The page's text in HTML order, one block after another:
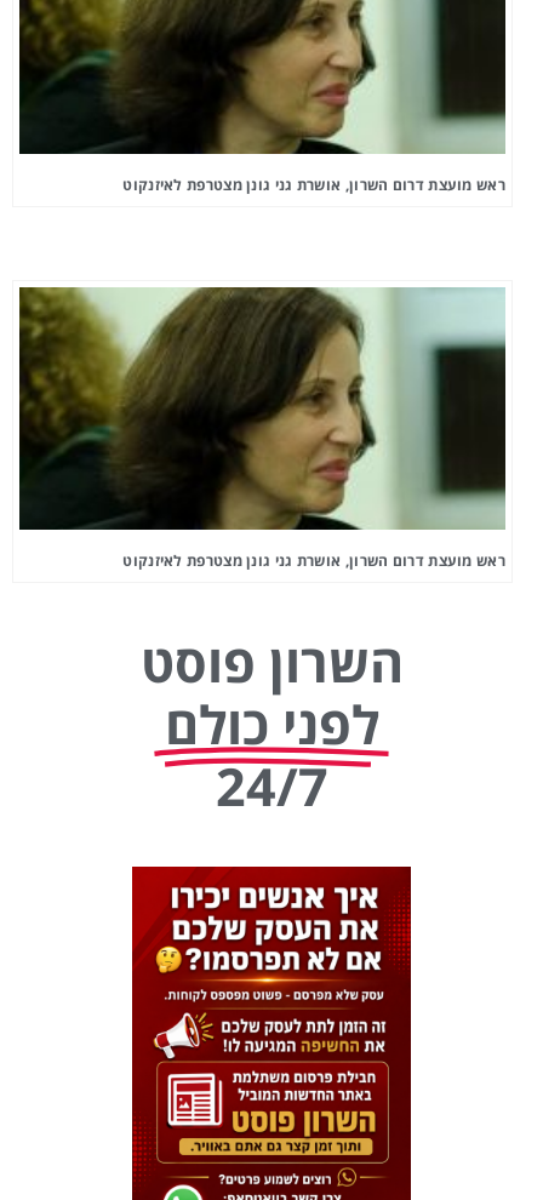
ראש מועצת דרום השרון, אושרת גני גונן מצטרפת לאיזנקוט
ראש מועצת דרום השרון, אושרת גני גונן מצטרפת לאיזנקוט
השרון פוסט
לפני כולם
24/7